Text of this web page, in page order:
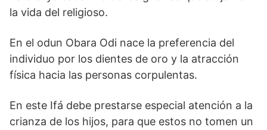
la vida del religioso.
En el odun Obara Odi nace la preferencia del
individuo por los dientes de oro y la atracción
física hacia las personas corpulentas.
En este Ifá debe prestarse especial atención a la
crianza de los hijos, para que estos no tomen un